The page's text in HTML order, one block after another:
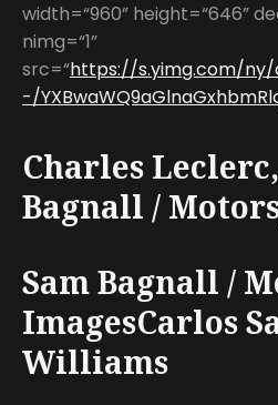
width=“960” height=“646”
nimg=“1”
src=“https://s.yimg.com/ny/
-/
Charles
Bagnall /
Sam Bagnall /
ImagesCarlos
Williams